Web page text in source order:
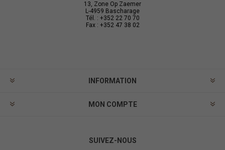
13, Zone Op Zaemer
L-4959 Bascharage
Tél. : +352 22 70 70
Fax : +352 47 38 02
INFORMATION
MON COMPTE
SUIVEZ-NOUS